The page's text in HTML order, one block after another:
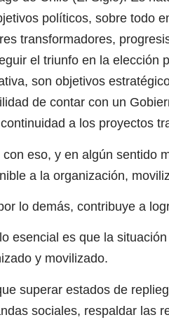
políticos, sobre todo
transformadores,
el triunfo en la elección
son objetivos
de contar con un
a los proyectos
con eso, y en algún sentido
a la organización,
lo demás, contribuye a
esencial es que la
y movilizado.
superar estados de
sociales, respaldar las